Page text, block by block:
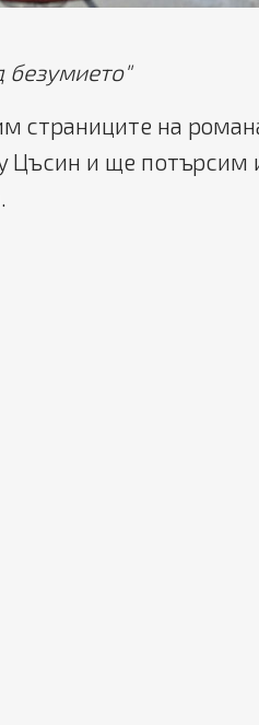
безумието"
страниците на
Цъсин и ще потърсим